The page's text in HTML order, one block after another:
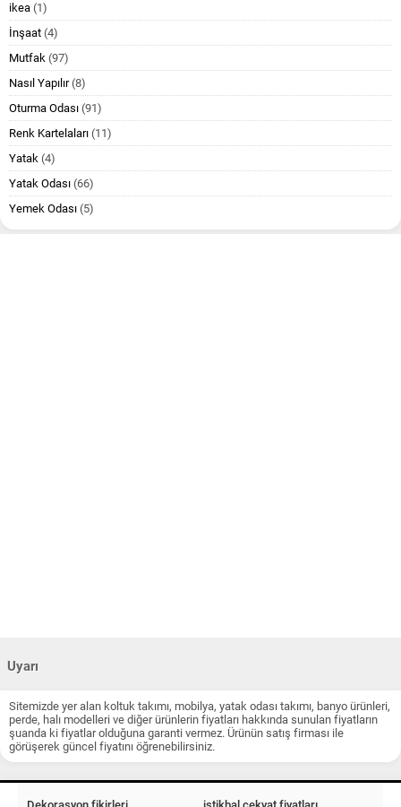
ikea (1)
İnşaat (4)
Mutfak (97)
Nasıl Yapılır(8)
Oturma Odası (91)
Renk Kartelaları (11)
Yatak (4)
Yatak Odası (66)
Yemek Odası (5)
Uyarı
Sitemizde yer alan koltuk takımı, mobilya, yatak odası takımı, banyo ürünleri,
perde, halı modelleri ve diğer ürünlerin fiyatları hakkında sunulan fiyatların
şuanda ki fiyatlar olduğuna garanti vermez. Ürünün satış firması ile
görüşerek güncel fiyatını öğrenebilirsiniz.